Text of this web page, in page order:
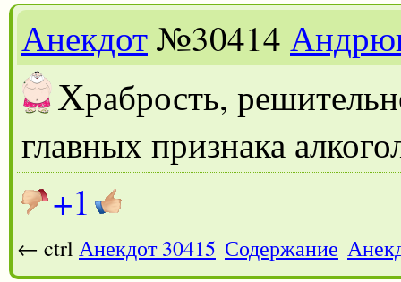
Анекдот№30414
Храбрость,
главных признака
+1
← ctrl Анекдот 30415 Содержание